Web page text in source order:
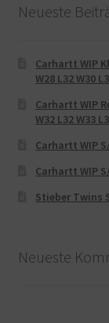
Neueste
Carhartt WIP
W28 L32 W30
Carhartt WIP
W32 L32 W33
Carhartt WIP
Carhartt WIP
Stieber Twins
Neueste